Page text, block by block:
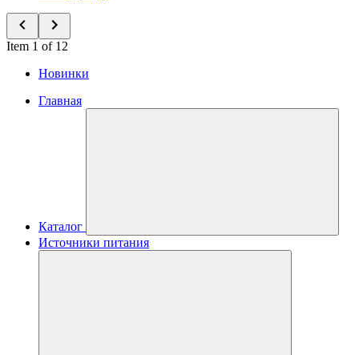
Item 1 of 12
Новинки
Главная
Каталог
Источники питания